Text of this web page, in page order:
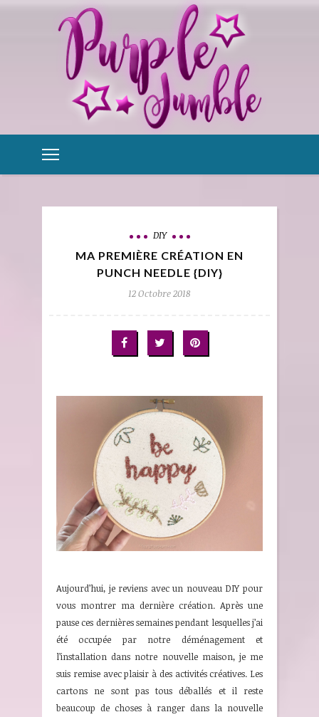
DIY
MA PREMIÈRE CRÉATION EN
PUNCH NEEDLE {DIY}
12 Octobre 2018
Aujourd’hui, je reviens avec un nouveau DIY pour
vous montrer ma dernière création. Après une
pause ces dernières semaines pendant lesquelles j’ai
été occupée par notre déménagement et
l’installation dans notre nouvelle maison, je me
suis remise avec plaisir à des activités créatives. Les
cartons ne sont pas tous déballés et il reste
beaucoup de choses à ranger dans la nouvelle